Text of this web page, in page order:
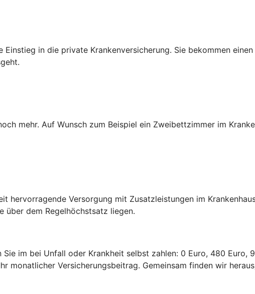
in die private Krankenversicherung. Sie bekommen
mehr. Auf Wunsch zum Beispiel ein Zweibettzimmer im
hervorragende Versorgung mit Zusatzleistungen im
über dem Regelhöchstsatz liegen.
im bei Unfall oder Krankheit selbst zahlen: 0 Euro, 480 Euro,
monatlicher Versicherungsbeitrag. Gemeinsam finden wir